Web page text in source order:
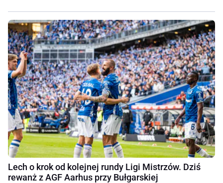
Lech o krok od kolejnej rundy Ligi Mistrzów. Dziś
rewanż z AGF Aarhus przy Bułgarskiej